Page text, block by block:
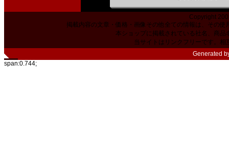
Copyright
掲載内容の文章・価格・画像その他全ての情報は、その
本ショップに掲載されている社名、商
当サイトはリンクフリーです。相
Generated
span:0.744;